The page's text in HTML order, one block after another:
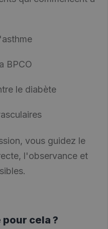
BPCO
le diabète
vous guidez le
l'observance et
cela ?